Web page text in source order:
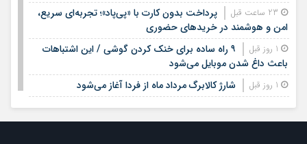
پرداخت بدون کارت با «پی‌پاد»؛ تجربه‌ای سریع،
امن و هوشمند در خریدهای حضوری
۹ راه ساده برای خنک کردن گوشی / این اشتباهات
باعث داغ شدن موبایل می‌شود
شارژ کالابرگ مرداد ماه از فردا آغاز می‌شود
1 روز قبل
لیست قیمت اجاره مسکن در شهرک غرب |
اجاره‌نشینی در این منطقه چقدر هزینه دارد؟ + جدول مردادماه